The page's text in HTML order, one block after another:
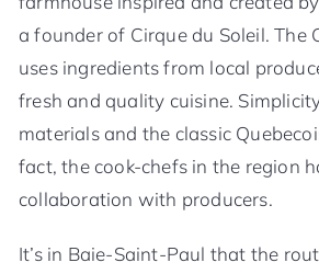
a founder of Cirque du Soleil. The
uses ingredients from local
fresh and quality cuisine.
materials and the classic
fact, the cook-chefs in the region
collaboration with producers.
It’s in Baie-Saint-Paul that the